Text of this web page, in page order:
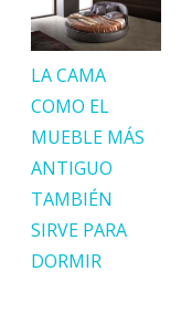
LA CAMA
COMO EL
MUEBLE MÁS
ANTIGUO
TAMBIÉN
SIRVE PARA
DORMIR